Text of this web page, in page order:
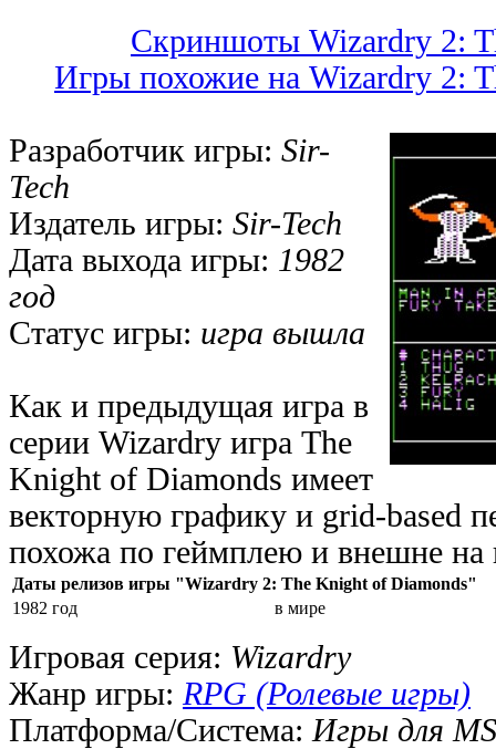
Скриншоты Wizardry 2:
Игры похожие на Wizardry 2:
Разработчик игры: Sir-
Tech
Издатель игры: Sir-Tech
Дата выхода игры: 1982
год
Статус игры: игра вышла
Как и предыдущая игра в
серии Wizardry игра The
Knight of Diamonds имеет
векторную графику и grid-based
похожа по геймплею и внешне на
Даты релизов игры "Wizardry 2: The Knight of Diamonds"
1982 год
в мире
Игровая серия: Wizardry
Жанр игры: RPG (Ролевые игры)
Платформа/Система: Игры для